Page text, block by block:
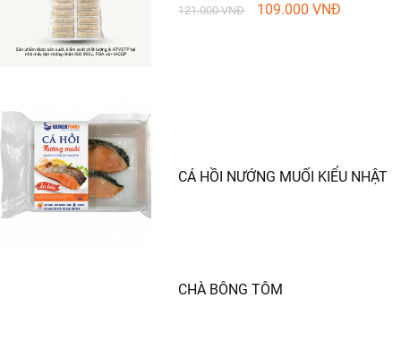
121.000VNĐ 109.000VNĐ
CÁ HỒI NƯỚNG MUỐI KIỂU NHẬT
CHÀ BÔNG TÔM